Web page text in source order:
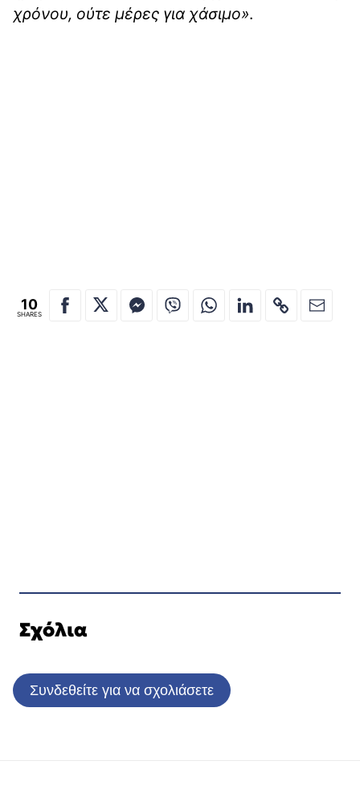
χρόνου, ούτε μέρες για χάσιμο».
10
SHARES
Σχόλια
Συνδεθείτε για να σχολιάσετε